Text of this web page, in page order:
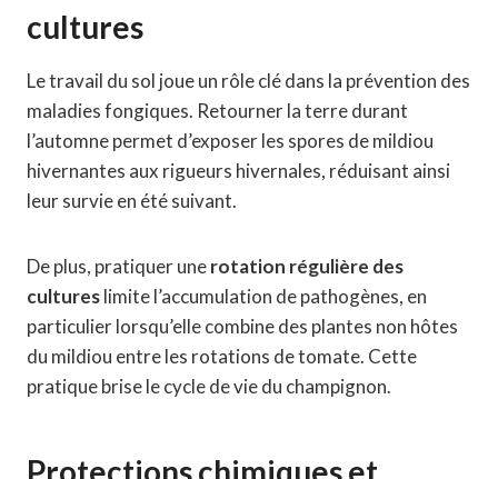
cultures
Le travail du sol joue un rôle clé dans la prévention des
maladies fongiques. Retourner la terre durant
l’automne permet d’exposer les spores de mildiou
hivernantes aux rigueurs hivernales, réduisant ainsi
leur survie en été suivant.
De plus, pratiquer unerotation régulière des
cultureslimite l’accumulation de pathogènes, en
particulier lorsqu’elle combine des plantes non hôtes
du mildiou entre les rotations de tomate. Cette
pratique brise le cycle de vie du champignon.
Protections chimiques et